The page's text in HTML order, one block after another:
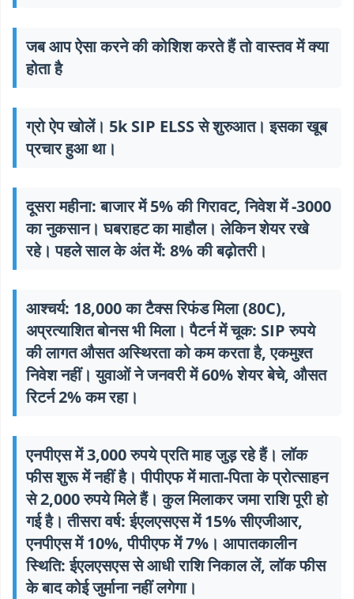
जब आप ऐसा करने की कोशिश करते हैं तो वास्तव में क्या
होता है
ग्रो ऐप खोलें। 5k SIP ELSS से शुरुआत। इसका खूब
प्रचार हुआ था।
दूसरा महीना: बाजार में 5% की गिरावट, निवेश में -3000
का नुकसान। घबराहट का माहौल। लेकिन शेयर रखे
रहे। पहले साल के अंत में: 8% की बढ़ोतरी।
आश्चर्य: 18,000 का टैक्स रिफंड मिला (80C),
अप्रत्याशित बोनस भी मिला। पैटर्न में चूक: SIP रुपये
की लागत औसत अस्थिरता को कम करता है, एकमुश्त
निवेश नहीं। युवाओं ने जनवरी में 60% शेयर बेचे, औसत
रिटर्न 2% कम रहा।
एनपीएस में 3,000 रुपये प्रति माह जुड़ रहे हैं। लॉक
फीस शुरू में नहीं है। पीपीएफ में माता-पिता के प्रोत्साहन
से 2,000 रुपये मिले हैं। कुल मिलाकर जमा राशि पूरी हो
गई है। तीसरा वर्ष: ईएलएसएस में 15% सीएजीआर,
एनपीएस में 10%, पीपीएफ में 7%। आपातकालीन
स्थिति: ईएलएसएस से आधी राशि निकाल लें, लॉक फीस
के बाद कोई जुर्माना नहीं लगेगा।